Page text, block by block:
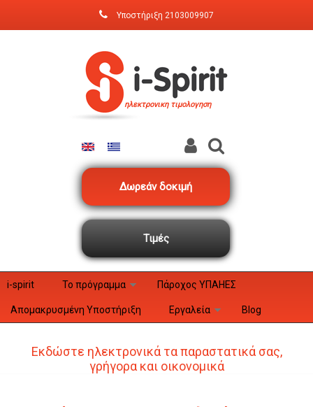
Παράκαμψη προς το κυρίως περιεχόμενο
Υποστήριξη 2103009907
ηλεκτρονικη τιμολογηση
Δωρεάν δοκιμή
Τιμές
i-spirit Το πρόγραμμα Πάροχος ΥΠΑΗΕΣ
Aπομακρυσμένη Yποστήριξη Εργαλεία Blog
Εκδώστε ηλεκτρονικά τα παραστατικά σας,
γρήγορα και οικονομικά